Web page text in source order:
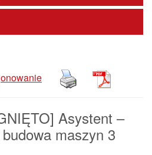
Asystent –
maszyn 3